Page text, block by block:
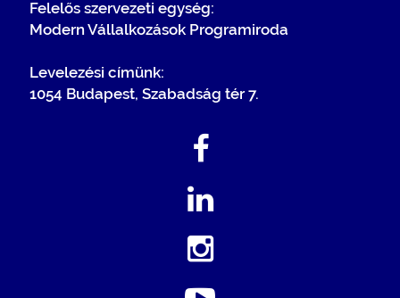
Felelős szervezeti egység:
Modern Vállalkozások Programiroda
Levelezési címünk:
1054 Budapest, Szabadság tér 7.